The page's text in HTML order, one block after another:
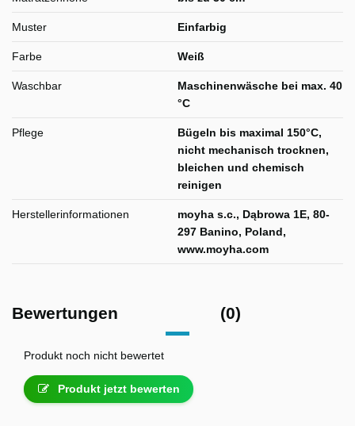
Muster Einfarbig
Farbe Weiß
Waschbar
Maschinenwäsche bei max. 40
°C
Pflege
Bügeln bis maximal 150°C,
nicht mechanisch trocknen,
bleichen und chemisch
reinigen
Herstellerinformationen
moyha s.c., Dąbrowa 1E, 80-
297 Banino, Poland,
www.moyha.com
Bewertungen (0)
Produkt noch nicht bewertet
Produkt jetzt bewerten